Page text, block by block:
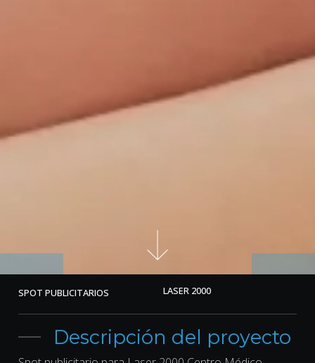
SPOT PUBLICITARIOS LASER 2000
Descripción del proyecto